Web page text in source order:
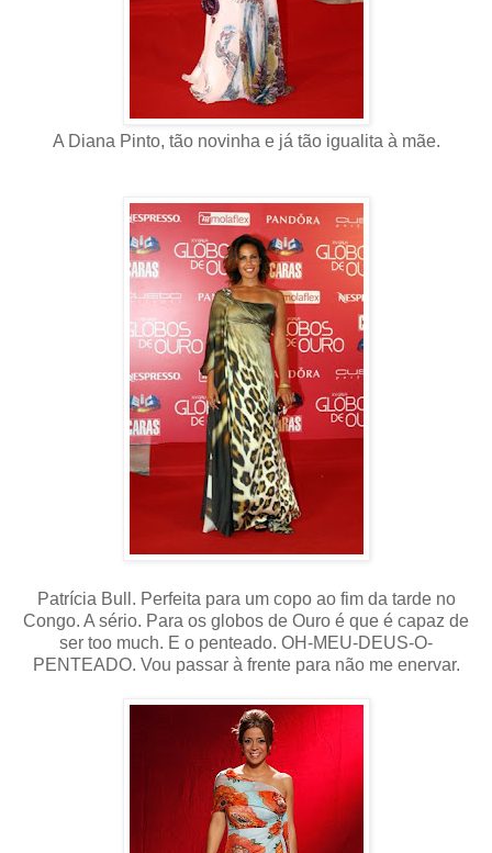
A Diana Pinto, tão novinha e já tão igualita à mãe.
Patrícia Bull. Perfeita para um copo ao fim da tarde no
Congo. A sério. Para os globos de Ouro é que é capaz de
ser too much. E o penteado. OH-MEU-DEUS-O-
PENTEADO. Vou passar à frente para não me enervar.